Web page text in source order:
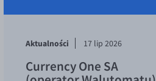
Aktualności 17 lip 2026
Currency One SA